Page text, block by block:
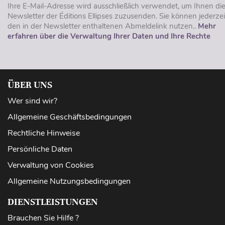
Ihre E-Mail-Adresse wird ausschließlich verwendet, um Ihnen die
Newsletter der Éditions Ellipses zuzusenden. Sie können
den in der Newsletter enthaltenen Abmeldelink nutzen.. Mehr
erfahren über die Verwaltung Ihrer Daten und Ihre Rechte
ÜBER UNS
Wer sind wir?
Allgemeine Geschäftsbedingungen
Rechtliche Hinweise
Persönliche Daten
Verwaltung von Cookies
Allgemeine Nutzungsbedingungen
DIENSTLEISTUNGEN
Brauchen Sie Hilfe ?